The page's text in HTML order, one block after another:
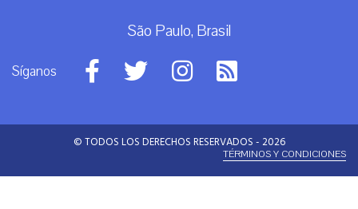
São Paulo, Brasil
Síganos
© TODOS LOS DERECHOS RESERVADOS - 2026
TÉRMINOS Y CONDICIONES